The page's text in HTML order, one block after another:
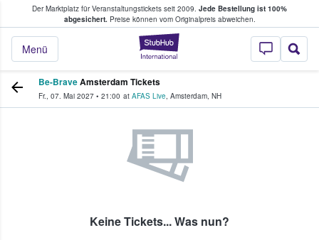
Der Marktplatz für Veranstaltungstickets seit 2009. Jede Bestellung ist 100%
abgesichert.Preise können vom Originalpreis abweichen.
StubHub - Wo
Menü
Tickets kaufen & verkaufen
Be-BraveAmsterdam Tickets
Fr., 07. Mai 2027 • 21:00 at AFAS Live, Amsterdam, NH
Keine Tickets... Was nun?